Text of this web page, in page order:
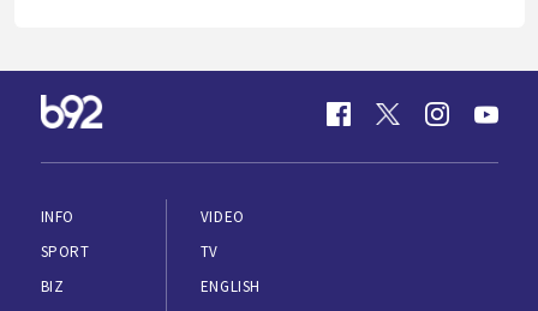
INFO
SPORT
BIZ
VIDEO
TV
ENGLISH